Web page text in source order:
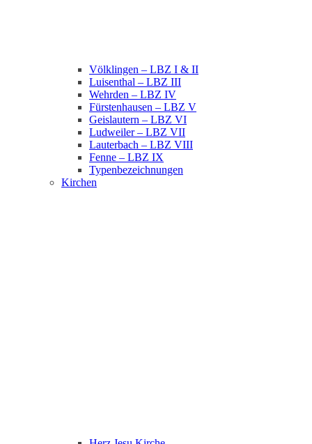
Völklingen – LBZ I & II
Luisenthal – LBZ III
Wehrden – LBZ IV
Fürstenhausen – LBZ V
Geislautern – LBZ VI
Ludweiler – LBZ VII
Lauterbach – LBZ VIII
Fenne – LBZ IX
Typenbezeichnungen
Kirchen